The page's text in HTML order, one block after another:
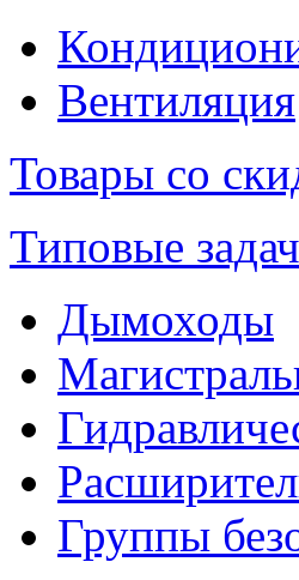
Вентиляция
Товары со
Типовые
Дымоходы
Группы